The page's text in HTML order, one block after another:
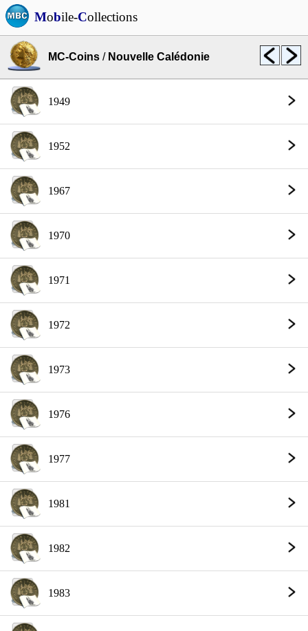
Mobile-Collections
MC-Coins / Nouvelle Calédonie
1949
1952
1967
1970
1971
1972
1973
1976
1977
1981
1982
1983